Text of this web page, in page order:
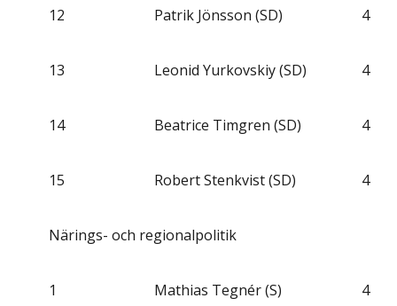
12 Patrik Jönsson (SD) 4
13 Leonid Yurkovskiy (SD) 4
14 Beatrice Timgren (SD) 4
15 Robert Stenkvist (SD) 4
Närings- och regionalpolitik
1 Mathias Tegnér (S) 4